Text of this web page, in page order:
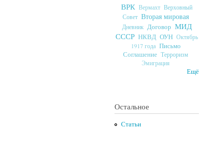
ВРК Вермахт Верховный
Совет Вторая мировая
Дневник Договор МИД
СССР НКВД ОУН Октябрь
1917 года Письмо
Соглашение Терроризм
Эмиграция
Ещё
Остальное
Статьи